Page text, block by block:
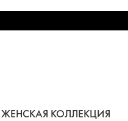
ЖЕНСКАЯ КОЛЛЕКЦИЯ